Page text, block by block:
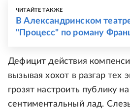
ЧИТАЙТЕ ТАКЖЕ
В Александринском
"Процесс" по роману
Дефицит действия
вызывая хохот в разгар тех
грозят настроить публику
сентиментальный лад.